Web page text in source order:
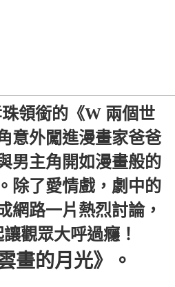
領銜的《W 兩個世
意外闖進漫畫家爸爸
男主角開如漫畫般的
除了愛情戲，劇中的
網路一片熱烈討論，
觀眾大呼過癮！
畫的月光》。